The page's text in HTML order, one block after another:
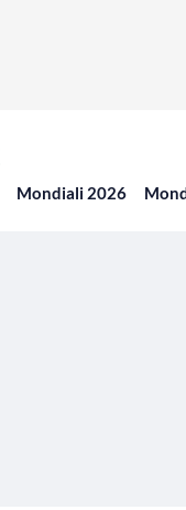
Mondiali 2026